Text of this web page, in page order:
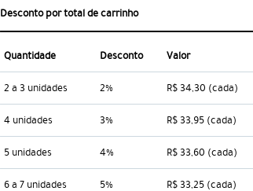
Desconto por total de carrinho
Quantidade Desconto Valor
2 a 3 unidades 2% R$ 34,30 (cada)
4 unidades 3% R$ 33,95 (cada)
5 unidades 4% R$ 33,60 (cada)
6 a 7 unidades 5% R$ 33,25 (cada)